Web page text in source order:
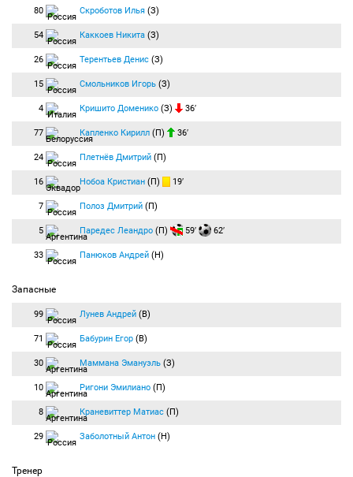
80 Скроботов Илья (З)
54 Каккоев Никита (З)
26 Терентьев Денис (З)
15 Смольников Игорь (З)
4 Кришито Доменико (З) 36′
77 Капленко Кирилл (П) 36′
24 Плетнёв Дмитрий (П)
16 Нобоа Кристиан (П) 19′
7 Полоз Дмитрий (П)
5 Паредес Леандро (П) 59′ 62′
33 Панюков Андрей (Н)
Запасные
99 Лунев Андрей (В)
71 Бабурин Егор (В)
30 Маммана Эмануэль (З)
10 Ригони Эмилиано (П)
8 Краневиттер Матиас (П)
29 Заболотный Антон (Н)
Тренер